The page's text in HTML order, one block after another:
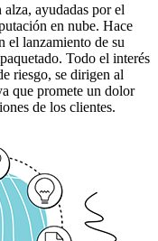
alza, ayudadas por el
en nube. Hace
el lanzamiento de su
Todo el interés
riesgo, se dirigen al
que promete un dolor
de los clientes.